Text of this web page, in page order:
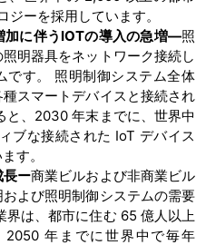
ーを採用しています。
に伴う IOTの導入の急増―照
明器具をネットワーク接続し
です。 照明制御システム全体
スマートデバイスと接続され
と、2030 年末までに、世界中
ブな接続された IoT デバイス
す。
長ー商業ビルおよび非商業ビル
よび照明制御システムの需要
界は、都市に住む 65 億人以上
年までに世界中で毎年